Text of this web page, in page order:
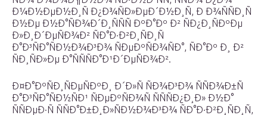
Ð¼Ð½ÐµÐ½Ð¸Ñ Ð¿Ð¾ÑÐ»ÐµÐ´Ð½Ð¸Ñ, Ð Ð¾ÑÑÐ¸Ñ
Ð½Ðµ Ð½Ð°ÑÐ¾Ð´Ð¸ÑÑÑ ÐºÐ°Ðº Ð² ÑÐ¿Ð¸ÑÐºÐµ
Ð»Ð¸Ð´ÐµÑÐ¾Ð² ÑÐ°Ð·Ð²Ð¸ÑÐ¸Ñ
Ð°Ð³ÑÐ°ÑÐ½Ð¾Ð³Ð¾ ÑÐµÐºÑÐ¾ÑÐ°, ÑÐ°Ðº Ð¸ Ð²
ÑÐ¸ÑÐ»Ðµ Ð°ÑÑÑÐ°Ð¹Ð´ÐµÑÐ¾Ð².
Ð¤Ð°ÐºÑÐ¸ÑÐµÑÐºÐ¸ Ð´Ð»Ñ ÑÐ¾Ð³Ð¾ ÑÑÐ¾Ð±Ñ
Ð°Ð³ÑÐ°ÑÐ½ÑÐ¹ ÑÐµÐºÑÐ¾Ñ ÑÑÑÐ¿Ð¸Ð» Ð½Ð°
ÑÑÐµÐ·Ñ ÑÑÐ°Ð±Ð¸Ð»ÑÐ½Ð¾Ð³Ð¾ ÑÐ°Ð·Ð²Ð¸ÑÐ¸Ñ,